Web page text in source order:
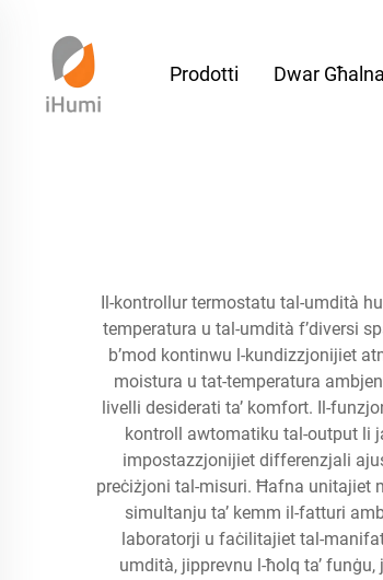
Prodotti Dwar Għalna
Il-kontrollur termostatu tal-umdità
temperatura u tal-umdità f’diversi
b’mod kontinwu l-kundizzjonijiet
moistura u tat-temperatura
livelli desiderati ta’ komfort. Il-
kontroll awtomatiku tal-output li
impostazzjonijiet differenzjali
preċiżjoni tal-misuri. Ħafna unitajiet
simultanju ta’ kemm il-fatturi
laboratorji u faċilitajiet tal-
umdità, jipprevnu l-ħolq ta’